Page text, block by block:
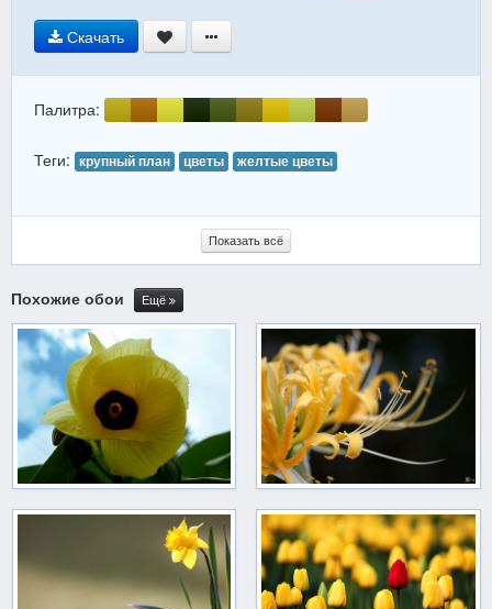
Скачать
Палитра:
Теги: крупный план цветы желтые цветы
Показать всё
Похожие обои Ещё